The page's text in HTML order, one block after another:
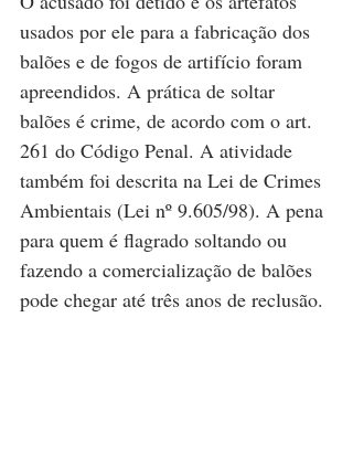
usados por ele para a fabricação dos
balões e de fogos de artifício foram
apreendidos. A prática de soltar
balões é crime, de acordo com o art.
261 do Código Penal. A atividade
também foi descrita na Lei de Crimes
Ambientais (Lei nº 9.605/98). A pena
para quem é flagrado soltando ou
fazendo a comercialização de balões
pode chegar até três anos de reclusão.